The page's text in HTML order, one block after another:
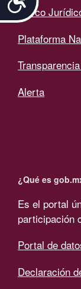
Marco
Plataforma
Alerta
¿Qué es
Es el portal
participación
Portal de
Declaración